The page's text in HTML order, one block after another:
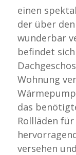
einen
der über
wunderbar
befindet
Wohnung
das
Rollläden
versehen